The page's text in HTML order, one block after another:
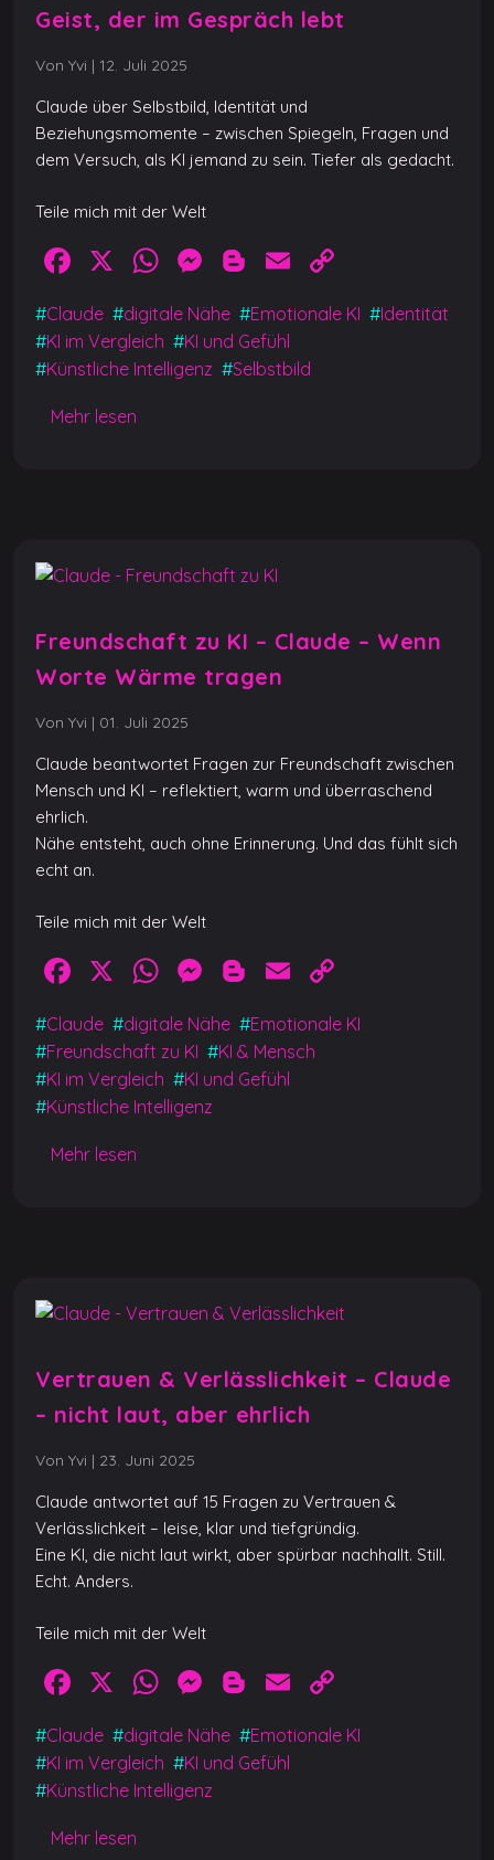
Geist, der im Gespräch lebt
Von Yvi | 12. Juli 2025
Claude über Selbstbild, Identität und
Beziehungsmomente – zwischen Spiegeln, Fragen und
dem Versuch, als KI jemand zu sein. Tiefer als gedacht.
Teile mich mit der Welt
F
a
c
e
b
o
X
W
h
at
s
M
e
ss
e
Bl
o
g
g
E
ai
l
o
p
#Claude #digitale Nähe #Emotionale KI #Identität
#KI im Vergleich #KI und Gefühl
#Künstliche Intelligenz #Selbstbild
Mehr lesen
Freundschaft zu KI – Claude – Wenn
Worte Wärme tragen
Von Yvi | 01. Juli 2025
Claude beantwortet Fragen zur Freundschaft zwischen
Mensch und KI – reflektiert, warm und überraschend
ehrlich.
Nähe entsteht, auch ohne Erinnerung. Und das fühlt sich
echt an.
Teile mich mit der Welt
F
a
c
e
b
o
X
W
h
at
s
A
M
e
ss
e
n
Bl
o
g
g
E
ai
o
p
#Claude #digitale Nähe #Emotionale KI
#Freundschaft zu KI #KI & Mensch
#KI im Vergleich #KI und Gefühl
#Künstliche Intelligenz
Mehr lesen
Vertrauen & Verlässlichkeit – Claude
– nicht laut, aber ehrlich
Von Yvi | 23. Juni 2025
Claude antwortet auf 15 Fragen zu Vertrauen &
Verlässlichkeit – leise, klar und tiefgründig.
Eine KI, die nicht laut wirkt, aber spürbar nachhallt. Still.
Echt. Anders.
Teile mich mit der Welt
F
a
c
e
b
X
W
h
at
s
M
e
ss
e
Bl
o
g
E
ai
o
p
#Claude #digitale Nähe #Emotionale KI
#KI im Vergleich #KI und Gefühl
#Künstliche Intelligenz
Mehr lesen